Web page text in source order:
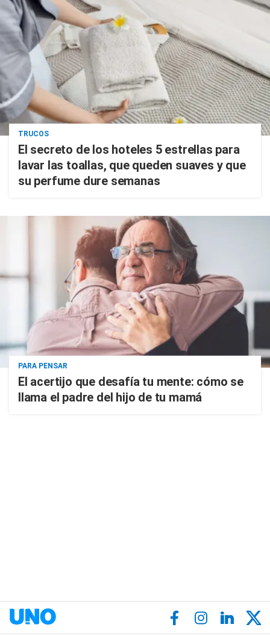
TRUCOS
El secreto de los hoteles 5 estrellas para
lavar las toallas, que queden suaves y que
su perfume dure semanas
PARA PENSAR
El acertijo que desafía tu mente: cómo se
llama el padre del hijo de tu mamá